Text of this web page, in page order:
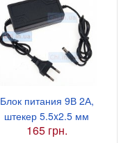
Блок питания 9В 2А,
штекер 5.5x2.5 мм
165 грн.